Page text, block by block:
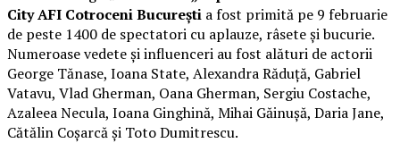
City AFI Cotroceni București a fost primită pe 9 februarie
de peste 1400 de spectatori cu aplauze, râsete și bucurie.
Numeroase vedete și influenceri au fost alături de actorii
George Tănase, Ioana State, Alexandra Răduță, Gabriel
Vatavu, Vlad Gherman, Oana Gherman, Sergiu Costache,
Azaleea Necula, Ioana Ginghină, Mihai Găinușă, Daria Jane,
Cătălin Coșarcă și Toto Dumitrescu.